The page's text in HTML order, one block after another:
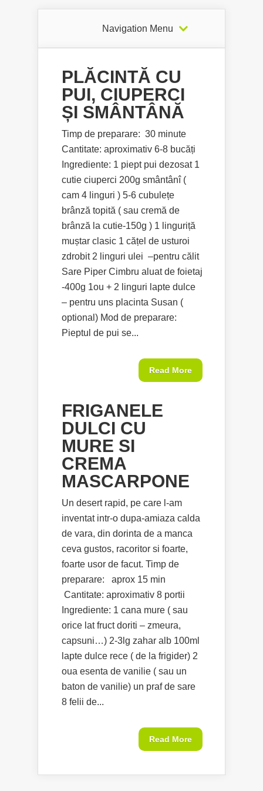
Navigation Menu
PLĂCINTĂ CU
PUI, CIUPERCI
ȘI SMÂNTÂNĂ
Timp de preparare: 30 minute
Cantitate: aproximativ 6-8 bucăți
Ingrediente: 1 piept pui dezosat 1
cutie ciuperci 200g smântânî (
cam 4 linguri ) 5-6 cubulețe
brânză topită ( sau cremă de
brânză la cutie-150g ) 1 linguriță
muștar clasic 1 cățel de usturoi
zdrobit 2 linguri ulei –pentru călit
Sare Piper Cimbru aluat de foietaj
-400g 1ou + 2 linguri lapte dulce
– pentru uns placinta Susan (
optional) Mod de preparare:
Pieptul de pui se...
Read More
FRIGANELE
DULCI CU
MURE SI
CREMA
MASCARPONE
Un desert rapid, pe care l-am
inventat intr-o dupa-amiaza calda
de vara, din dorinta de a manca
ceva gustos, racoritor si foarte,
foarte usor de facut. Timp de
preparare: aprox 15 min
Cantitate: aproximativ 8 portii
Ingrediente: 1 cana mure ( sau
orice lat fruct doriti – zmeura,
capsuni…) 2-3lg zahar alb 100ml
lapte dulce rece ( de la frigider) 2
oua esenta de vanilie ( sau un
baton de vanilie) un praf de sare
8 felii de...
Read More